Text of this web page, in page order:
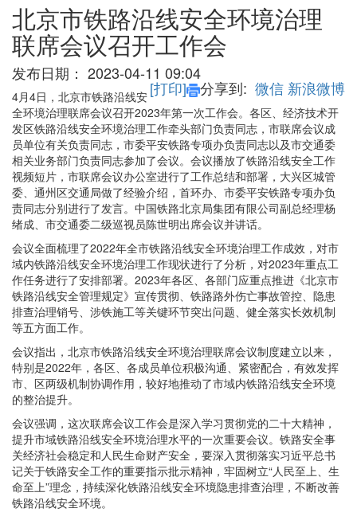
北京市铁路沿线安全环境治理
联席会议召开工作会
发布日期： 2023-04-11 09:04
[打印] 分享到: 微信 新浪微博
4月4日，北京市铁路沿线安
全环境治理联席会议召开2023年第一次工作会。各区、经济技术开
发区铁路沿线安全环境治理工作牵头部门负责同志，市联席会议成
员单位有关负责同志，市委平安铁路专项办负责同志以及市交通委
相关业务部门负责同志参加了会议。会议播放了铁路沿线安全工作
视频短片，市联席会议办公室进行了工作总结和部署，大兴区城管
委、通州区交通局做了经验介绍，首环办、市委平安铁路专项办负
责同志分别进行了发言。中国铁路北京局集团有限公司副总经理杨
绪成、市交通委二级巡视员陈世明出席会议并讲话。
会议全面梳理了2022年全市铁路沿线安全环境治理工作成效，对市
域内铁路沿线安全环境治理工作现状进行了分析，对2023年重点工
作任务进行了安排部署。2023年各区、各部门应重点推进《北京市
铁路沿线安全管理规定》宣传贯彻、铁路路外伤亡事故管控、隐患
排查治理销号、涉铁施工等关键环节突出问题、健全落实长效机制
等五方面工作。
会议指出，北京市铁路沿线安全环境治理联席会议制度建立以来，
特别是2022年，各区、各成员单位积极沟通、紧密配合，有效发挥
市、区两级机制协调作用，较好地推动了市域内铁路沿线安全环境
的整治提升。
会议强调，这次联席会议工作会是深入学习贯彻党的二十大精神，
提升市域铁路沿线安全环境治理水平的一次重要会议。铁路安全事
关经济社会稳定和人民生命财产安全，要深入贯彻落实习近平总书
记关于铁路安全工作的重要指示批示精神，牢固树立“人民至上、生
命至上”理念，持续深化铁路沿线安全环境隐患排查治理，不断改善
铁路沿线安全环境。